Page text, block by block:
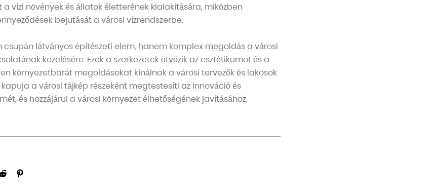
vízi növények és állatok életterének kialakítására, miközben
bejutását a városi vízrendszerbe.
csupán látványos építészeti elem, hanem komplex megoldás a városi
kezelésére. Ezek a szerkezetek ötvözik az esztétikumot és a
környezetbarát megoldásokat kínálnak a városi tervezők és lakosok
a városi tájkép részeként megtestesíti az innováció és
és hozzájárul a városi környezet élhetőségének javításához.